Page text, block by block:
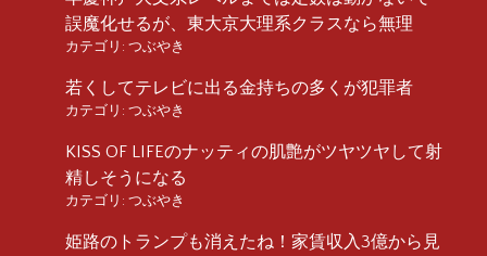
誤魔化せるが、東大京大理系クラスなら無理
カテゴリ: つぶやき
若くしてテレビに出る金持ちの多くが犯罪者
カテゴリ: つぶやき
KISS OF LIFEのナッティの肌艶がツヤツヤして射
精しそうになる
カテゴリ: つぶやき
姫路のトランプも消えたね！家賃収入3億から見